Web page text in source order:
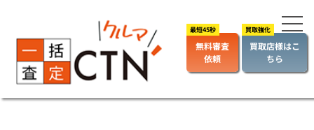
無料審査
依頼
買取店様はこ
ちら